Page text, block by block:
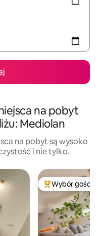
na pobyt
Mediolan
na pobyt są wysoko
i nie tylko.
gości Wybór gości